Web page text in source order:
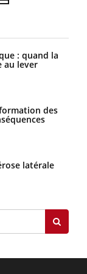
: quand la
au lever
des
latérale